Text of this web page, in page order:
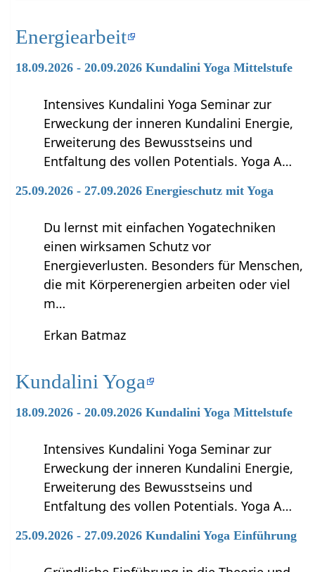
Energiearbeit
18.09.2026 - 20.09.2026 Kundalini Yoga Mittelstufe
Intensives Kundalini Yoga Seminar zur
Erweckung der inneren Kundalini Energie,
Erweiterung des Bewusstseins und
Entfaltung des vollen Potentials. Yoga A…
25.09.2026 - 27.09.2026 Energieschutz mit Yoga
Du lernst mit einfachen Yogatechniken
einen wirksamen Schutz vor
Energieverlusten. Besonders für Menschen,
die mit Körperenergien arbeiten oder viel
m…
Erkan Batmaz
Kundalini Yoga
18.09.2026 - 20.09.2026 Kundalini Yoga Mittelstufe
Intensives Kundalini Yoga Seminar zur
Erweckung der inneren Kundalini Energie,
Erweiterung des Bewusstseins und
Entfaltung des vollen Potentials. Yoga A…
25.09.2026 - 27.09.2026 Kundalini Yoga Einführung